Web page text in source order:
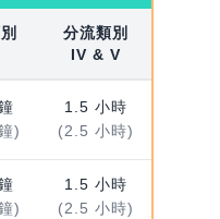
分流類別
IV & V
)
1.5 小時
(2.5 小時)
)
1.5 小時
(2.5 小時)